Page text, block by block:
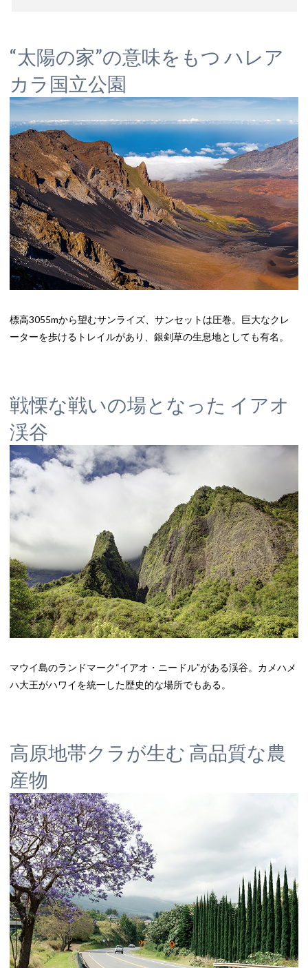
“太陽の家”の意味をもつ ハレア
カラ国立公園
標高3055mから望むサンライズ、サンセットは圧巻。巨大なクレ
ーターを歩けるトレイルがあり、銀剣草の生息地としても有名。
戦慄な戦いの場となった イアオ
渓谷
マウイ島のランドマーク“イアオ・ニードル”がある渓谷。カメハメ
ハ大王がハワイを統一した歴史的な場所でもある。
高原地帯クラが生む 高品質な農
産物